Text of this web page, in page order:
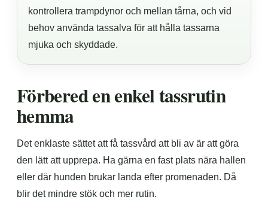
kontrollera trampdynor och mellan tårna, och vid
behov använda tassalva för att hålla tassarna
mjuka och skyddade.
Förbered en enkel tassrutin
hemma
Det enklaste sättet att få tassvård att bli av är att göra
den lätt att upprepa. Ha gärna en fast plats nära hallen
eller där hunden brukar landa efter promenaden. Då
blir det mindre stök och mer rutin.